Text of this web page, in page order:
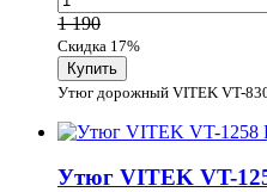
1 190
Скидка 17%
Утюг дорожный VITEK VT-
Утюг VITEK VT-